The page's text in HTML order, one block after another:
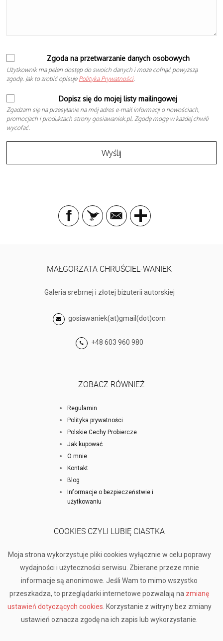
Zgoda na przetwarzanie danych osobowych
Użytkownik ma pełen dostęp do swoich danych i może cofnąć powyższą
zgodę. Jak to zrobić opisuje Polityka Prywatności.
Dopisz się do mojej listy mailingowej
Zgadzam się na przesyłanie na mój adres e-mail informacji o nowościach,
promocjach i produktach strony gosiawaniek.pl. Zgodę mogę w każdej chwili
wycofać.
MAŁGORZATA CHRUŚCIEL-WANIEK
Galeria srebrnej i złotej biżuterii autorskiej
gosiawaniek(at)gmail(dot)com
+48 603 960 980
ZOBACZ RÓWNIEŻ
Regulamin
Polityka prywatności
Polskie Cechy Probiercze
Jak kupować
O mnie
Kontakt
Blog
Informacje o bezpieczeństwie i
użytkowaniu
COOKIES CZYLI LUBIĘ CIASTKA
Moja strona wykorzystuje pliki cookies wyłącznie w celu poprawy
wydajności i użyteczności serwisu. Zbierane przeze mnie
informacje są anonimowe. Jeśli Wam to mimo wszystko
przeszkadza, to przeglądarki internetowe pozwalają na zmianę
ustawień dotyczących cookies . Korzystanie z witryny bez zmiany
ustawień oznacza zgodę na ich zapis lub wykorzystanie.